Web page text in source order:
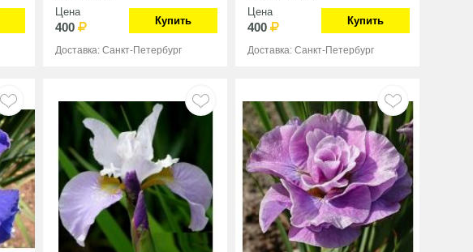
Цена
400 Купить
Доставка: Санкт-Петербург
Цена
400 Купить
Доставка: Санкт-Петербург